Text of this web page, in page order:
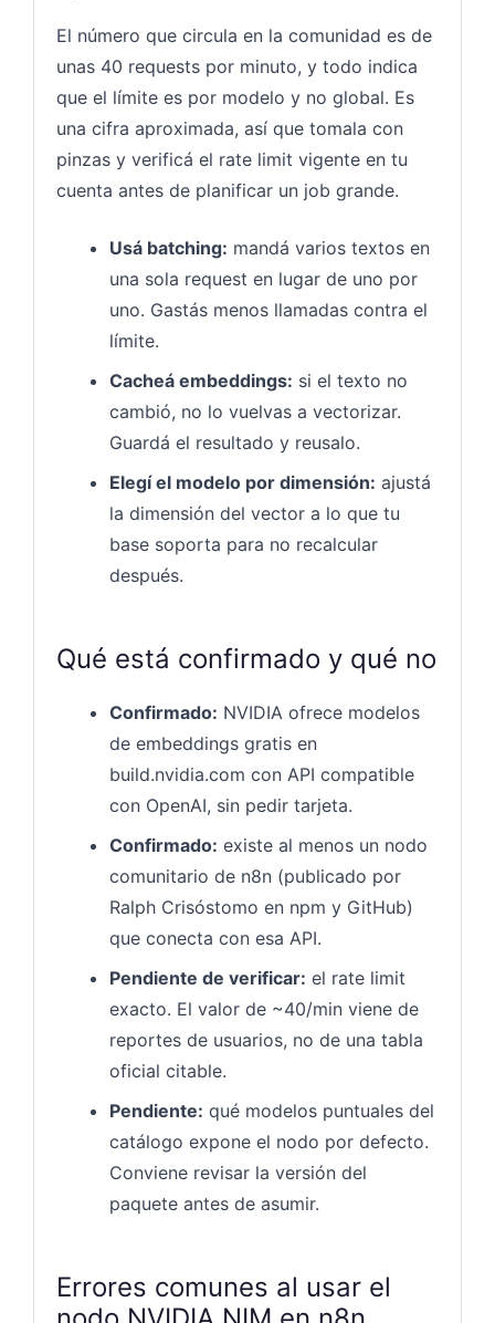
El número que circula en la comunidad es de
unas 40 requests por minuto, y todo indica
que el límite es por modelo y no global. Es
una cifra aproximada, así que tomala con
pinzas y verificá el rate limit vigente en tu
cuenta antes de planificar un job grande.
Usá batching: mandá varios textos en
una sola request en lugar de uno por
uno. Gastás menos llamadas contra el
límite.
Cacheá embeddings: si el texto no
cambió, no lo vuelvas a vectorizar.
Guardá el resultado y reusalo.
Elegí el modelo por dimensión: ajustá
la dimensión del vector a lo que tu
base soporta para no recalcular
después.
Qué está confirmado y qué no
Confirmado: NVIDIA ofrece modelos
de embeddings gratis en
build.nvidia.com con API compatible
con OpenAI, sin pedir tarjeta.
Confirmado: existe al menos un nodo
comunitario de n8n (publicado por
Ralph Crisóstomo en npm y GitHub)
que conecta con esa API.
Pendiente de verificar: el rate limit
exacto. El valor de ~40/min viene de
reportes de usuarios, no de una tabla
oficial citable.
Pendiente: qué modelos puntuales del
catálogo expone el nodo por defecto.
Conviene revisar la versión del
paquete antes de asumir.
Errores comunes al usar el